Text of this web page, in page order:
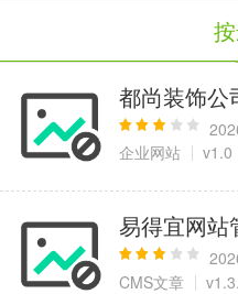
2千
实用工具
2万+款应用
金
2百
资讯阅读
1万+款应用
学
3万
都尚装饰公
企业网站
v1.0
易得宜网站
CMS文章